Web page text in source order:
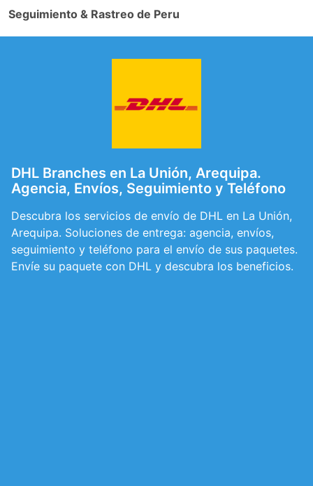
Seguimiento & Rastreo de Peru
DHL Branches en La Unión, Arequipa.
Agencia, Envíos, Seguimiento y Teléfono
Descubra los servicios de envío de DHL en La Unión,
Arequipa. Soluciones de entrega: agencia, envíos,
seguimiento y teléfono para el envío de sus paquetes.
Envíe su paquete con DHL y descubra los beneficios.